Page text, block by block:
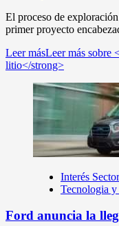
El proceso de
primer proyecto
Leer másLeer más sobre
litio</strong>
Interés
Tecnologia
Ford anuncia la